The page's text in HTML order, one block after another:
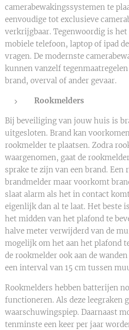
camerabewakingssystemen te
eenvoudige tot exclusieve
verkrijgbaar. Tegenwoordig is
mobiele telefoon, laptop of ipad
vragen. De modernste
kunnen vanzelf
brand, overval of ander gevaar.
Rookmelders
Bij beveiliging van jouw huis is
uitgesloten. Brand kan
rookmelder te plaatsen. Zodra
waargenomen, gaat de
sprake te zijn van een brand. Een
brandmelder maar voorkomt
slaat alarm als het in contact
eigenlijk dan al te laat. Het beste
het midden van het plafond te
halve meter verwijderd van de
mogelijk om het aan het plafond
de rookmelder ook aan de
een interval van 15 cm tussen
Rookmelders hebben batterijen
functioneren. Als deze leegraken
waarschuwingspiep. Daarnaast
tenminste een keer per jaar